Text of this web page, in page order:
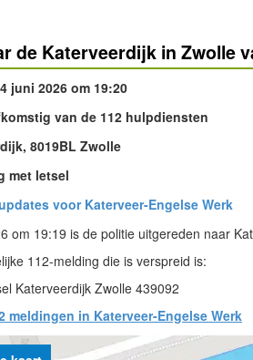
de Katerveerdijk in Zwolle
juni 2026 om 19:20
van de 112 hulpdiensten
8019BL Zwolle
met letsel
voor Katerveer-Engelse Werk
om 19:19 is de politie uitgereden naar
112-melding die is verspreid is:
Katerveerdijk Zwolle 439092
meldingen in Katerveer-Engelse Werk